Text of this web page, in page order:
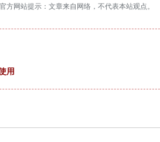
方网站提示：文章来自网络，不代表本站观点。
用